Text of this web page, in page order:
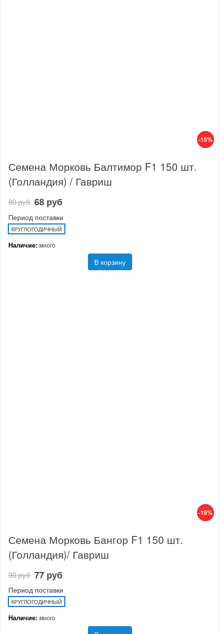
-15%
Семена Морковь Балтимор F1 150 шт.
(Голландия) / Гавриш
80 руб 68 руб
Период поставки
КРУГЛОГОДИЧНЫЙ
Наличие: много
В корзину
-15%
Семена Морковь Бангор F1 150 шт.
(Голландия)/ Гавриш
90 руб 77 руб
Период поставки
КРУГЛОГОДИЧНЫЙ
Наличие: много